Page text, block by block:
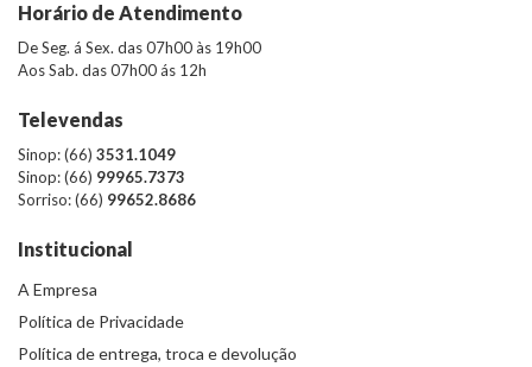
Horário de Atendimento
De Seg. á Sex. das 07h00 às 19h00
Aos Sab. das 07h00 ás 12h
Televendas
Sinop: (66) 3531.1049
Sinop: (66) 99965.7373
Sorriso: (66) 99652.8686
Institucional
A Empresa
Política de Privacidade
Política de entrega, troca e devolução